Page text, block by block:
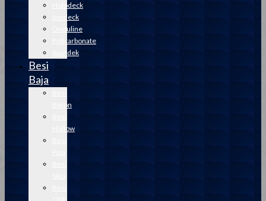
Holodeck
Invideck
Onduline
Policarbonate
Spandek
Besi
Baja
Beton
Hollow